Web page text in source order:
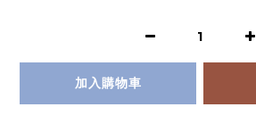
加入購物車